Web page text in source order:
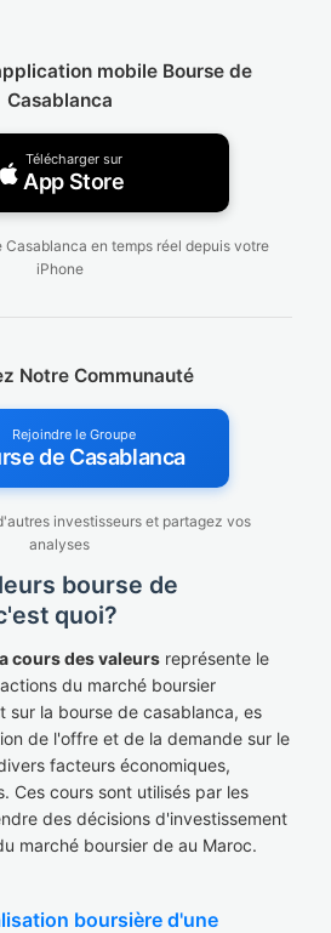
mobile Bourse de
Casablanca
Télécharger sur
App Store
Casablanca en temps réel depuis votre
iPhone
Notre Communauté
Rejoindre le Groupe
de Casablanca
investisseurs et partagez vos
analyses
bourse de
quoi?
cours des valeurs représente le
du marché boursier
sur la bourse de casablanca, es
de l'offre et de la demande sur le
facteurs économiques,
Ces cours sont utilisés par les
des décisions d'investissement
marché boursier de au Maroc.
boursière d'une